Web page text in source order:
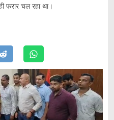
फरार चल रहा था।